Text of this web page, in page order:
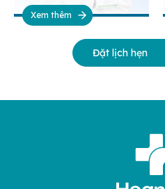
Xem thêm
Đặt lịch hẹn